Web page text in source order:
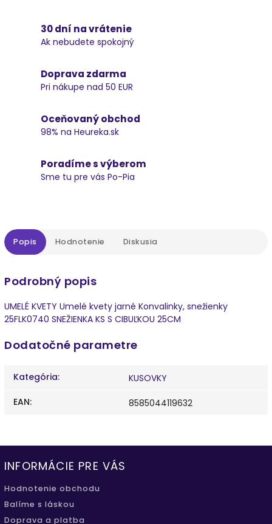
30 dní na vrátenie
Ak nebudete spokojný
Doprava zdarma
Pri nákupe nad 50 EUR
Oceňovaný obchod
98% na Heureka.sk
Poradíme s výberom
Sme tu pre vás Po-Pia
Popis Hodnotenie Diskusia
Podrobný popis
UMELÉ KVETY Umelé kvety jarné Konvalinky, snežienky
25FLK0740 SNEŽIENKA KS S CIBUĽKOU 25CM
Dodatočné parametre
Kategória:
KUSOVKY
EAN: 8585044119632
INFORMÁCIE PRE VÁS
Hodnotenie obchodu
Balíme s láskou
Doprava a platba